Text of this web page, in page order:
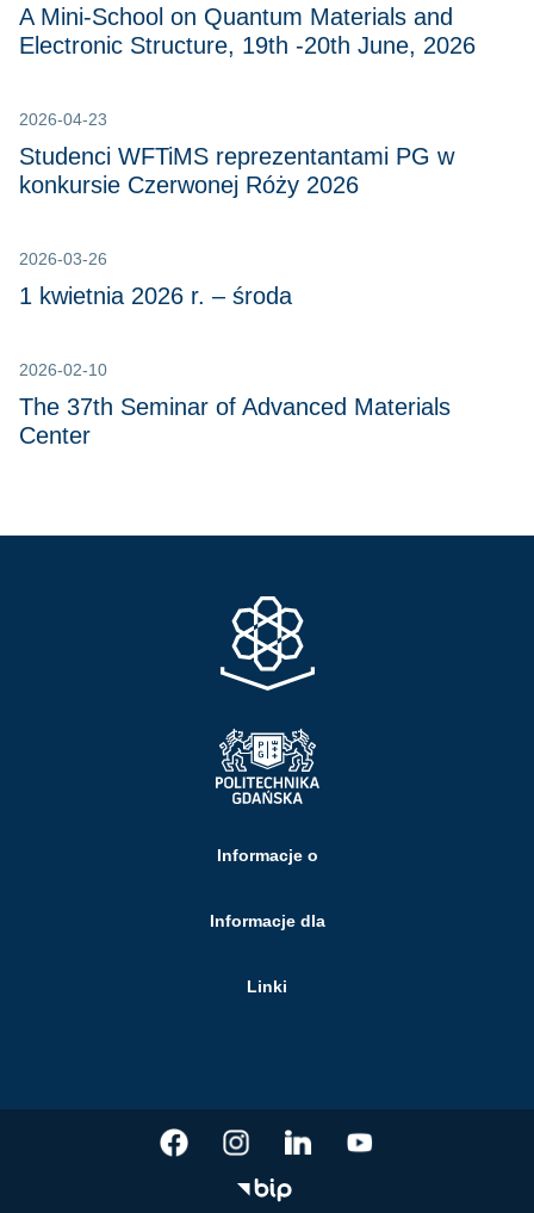
A Mini-School on Quantum Materials and
Electronic Structure, 19th -20th June, 2026
2026-04-23
Studenci WFTiMS reprezentantami PG w
konkursie Czerwonej Róży 2026
2026-03-26
1 kwietnia 2026 r. – środa
2026-02-10
The 37th Seminar of Advanced Materials
Center
Informacje o
Informacje dla
Linki